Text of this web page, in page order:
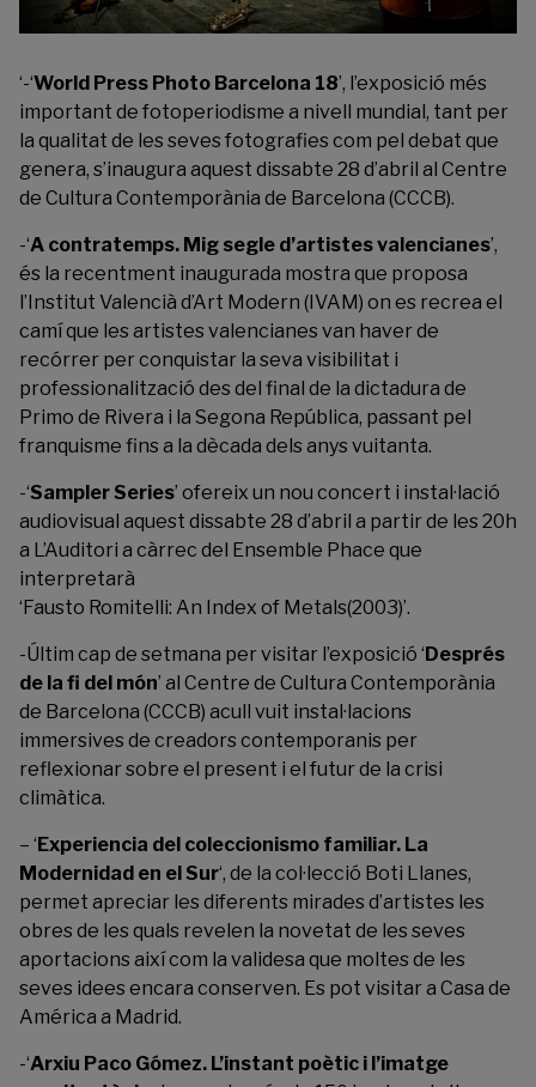
‘-‘World Press Photo Barcelona 18’, l’exposició més
important de fotoperiodisme a nivell mundial, tant per
la qualitat de les seves fotografies com pel debat que
genera, s’inaugura aquest dissabte 28 d’abril al Centre
de Cultura Contemporània de Barcelona (CCCB).
-‘A contratemps. Mig segle d’artistes valencianes’,
és la recentment inaugurada mostra que proposa
l’Institut Valencià d’Art Modern (IVAM) on es recrea el
camí que les artistes valencianes van haver de
recórrer per conquistar la seva visibilitat i
professionalització des del final de la dictadura de
Primo de Rivera i la Segona República, passant pel
franquisme fins a la dècada dels anys vuitanta.
-‘Sampler Series’ ofereix un nou concert i instal·lació
audiovisual aquest dissabte 28 d’abril a partir de les 20h
a L’Auditori a càrrec del Ensemble Phace que
interpretarà
‘Fausto Romitelli: An Index of Metals(2003)’.
-Últim cap de setmana per visitar l’exposició ‘Després
de la fi del món’ al Centre de Cultura Contemporània
de Barcelona (CCCB) acull vuit instal·lacions
immersives de creadors contemporanis per
reflexionar sobre el present i el futur de la crisi
climàtica.
– ‘Experiencia del coleccionismo familiar. La
Modernidad en el Sur‘, de la col·lecció Boti Llanes,
permet apreciar les diferents mirades d’artistes les
obres de les quals revelen la novetat de les seves
aportacions així com la validesa que moltes de les
seves idees encara conserven. Es pot visitar a Casa de
América a Madrid.
-‘Arxiu Paco Gómez. L’instant poètic i l’imatge